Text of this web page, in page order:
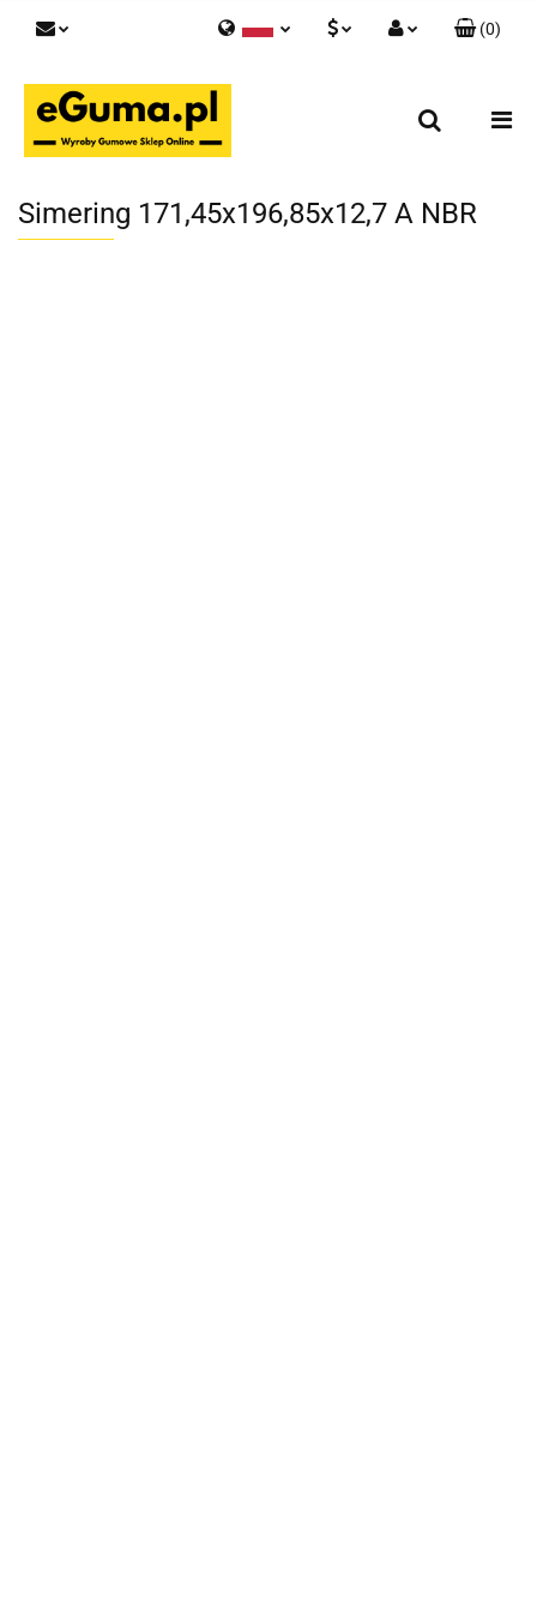
Polski
(0)
Simering 171,45x196,85x12,7 A NBR